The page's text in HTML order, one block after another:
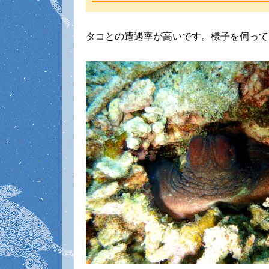
タコとの遭遇率が高いです。様子を伺っ